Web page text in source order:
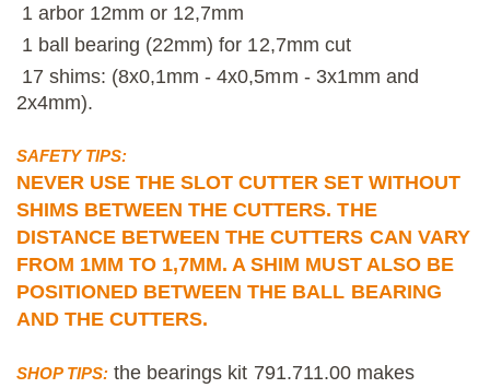
1 arbor 12mm or 12,7mm
1 ball bearing (22mm) for 12,7mm cut
17 shims: (8x0,1mm - 4x0,5mm - 3x1mm and
2x4mm).
SAFETY TIPS:
NEVER USE THE SLOT CUTTER SET WITHOUT
SHIMS BETWEEN THE CUTTERS. THE
DISTANCE BETWEEN THE CUTTERS CAN VARY
FROM 1MM TO 1,7MM. A SHIM MUST ALSO BE
POSITIONED BETWEEN THE BALL BEARING
AND THE CUTTERS.
SHOP TIPS: the bearings kit 791.711.00 makes